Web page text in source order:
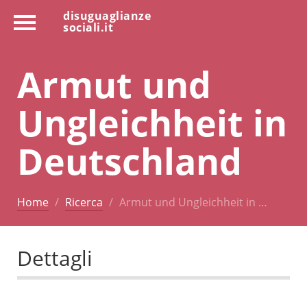
disuguaglianze
sociali.it
Armut und
Ungleichheit in
Deutschland
Home Ricerca Armut und Ungleichheit in …
Dettagli